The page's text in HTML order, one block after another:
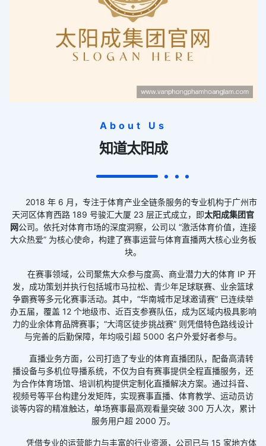
About Us
知道太阳成
2018 年 6 月，专注于体育产业全链条服务的专业机构于广州市
天河区体育西路 189 号骏汇大厦 23 层正式成立，即太阳成集团官
网公司。依托对体育市场的深度洞察，公司以 “激活体育价值，连接
大众热爱” 为核心使命，构建了赛事运营与体育直播两大核心业务板
块。
在赛事领域，公司聚焦大众参与度高、商业潜力大的体育 IP 开
发，成功策划并执行包括城市马拉松、青少年足球联赛、业余篮球
争霸赛等多元化赛事活动。其中，“华南城市足球邀请赛” 已连续举
办五届，覆盖 12 个地级市、近百支参赛队伍，成为区域内极具影响
力的业余体育品牌赛事；“大湾区徒步挑战赛” 则凭借特色路线设计
与完善的后勤保障，年均吸引超 5000 名户外爱好者参与。
直播业务方面，公司打造了专业的体育直播团队，配备高清转
播设备与多机位导播系统，不仅为自有赛事提供全程直播服务，还
为合作体育场馆、培训机构提供定制化直播解决方案。通过抖音、
视频号等平台构建分发矩阵，实现赛事直播、体育教学、运动员访
谈等内容的精准触达，单场赛事最高观看量突破 300 万人次，累计
服务用户超 2000 万。
凭借专业的运营能力与丰富的行业资源，公司已与 15 家地方体